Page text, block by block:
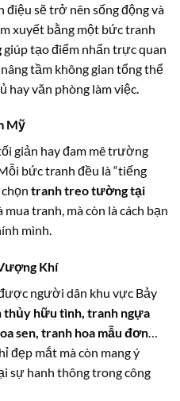
sẽ trở nên sống động và
xuyết bằng một bức tranh
giúp tạo điểm nhấn trực quan
tầm không gian tổng thể
hay văn phòng làm việc.
Mỹ
giản hay đam mê trường
bức tranh đều là “tiếng
tranh treo tường tại
mua tranh, mà còn là cách bạn
mình.
Khí
người dân khu vực Bảy
thủy hữu tình, tranh ngựa
sen, tranh hoa mẫu đơn…
đẹp mắt mà còn mang ý
sự hanh thông trong công